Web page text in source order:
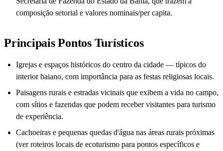
composição setorial e valores nominais/per capita.
Principais Pontos Turísticos
Igrejas e espaços históricos do centro da cidade — típicos do
interior baiano, com importância para as festas religiosas locais.
Paisagens rurais e estradas vicinais que exibem a vida no campo,
com sítios e fazendas que podem receber visitantes para turismo
de experiência.
Cachoeiras e pequenas quedas d'água nas áreas rurais próximas
(ver roteiros locais de ecoturismo para pontos específicos e